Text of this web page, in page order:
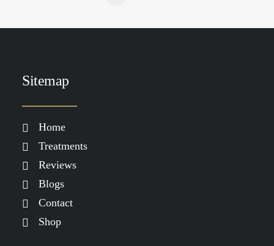
Sitemap
Home
Treatments
Reviews
Blogs
Contact
Shop